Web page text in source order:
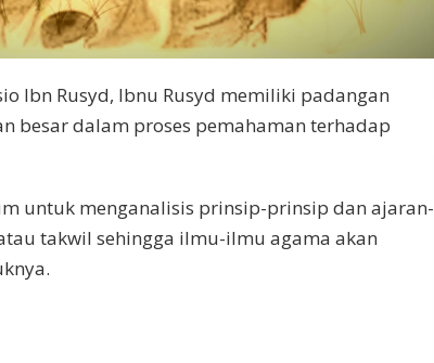
Ibn Rusyd, Ibnu Rusyd memiliki padangan
besar dalam proses pemahaman terhadap
untuk menganalisis prinsip-prinsip dan ajaran-
takwil sehingga ilmu-ilmu agama akan